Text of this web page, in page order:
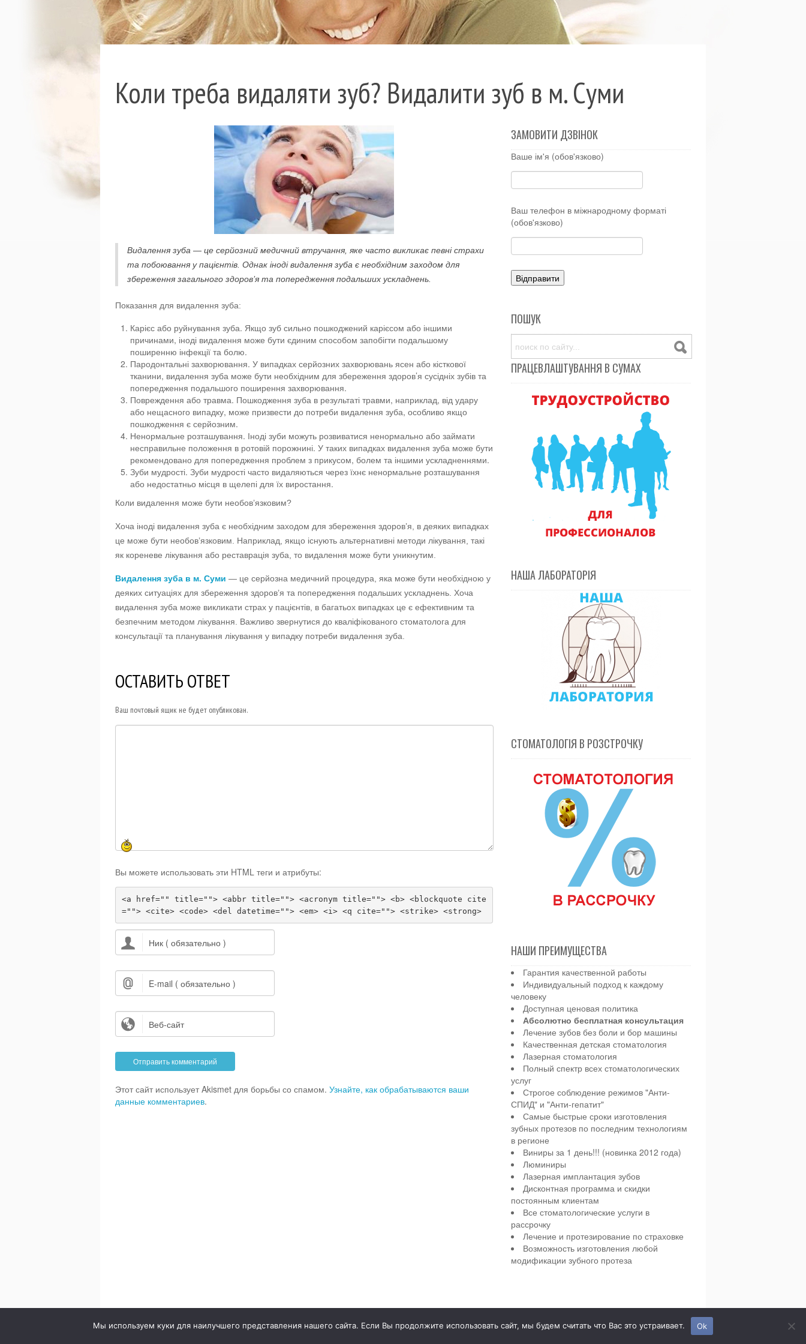
Коли треба видаляти зуб? Видалити зуб в м. Суми
Видалення зуба — це серйозний медичний втручання, яке часто викликає певні страхи
та побоювання у пацієнтів. Однак іноді видалення зуба є необхідним заходом для
збереження загального здоров’я та попередження подальших ускладнень.
Показання для видалення зуба:
Карієс або руйнування зуба. Якщо зуб сильно пошкоджений карієсом або іншими
причинами, іноді видалення може бути єдиним способом запобігти подальшому
поширенню інфекції та болю.
Пародонтальні захворювання. У випадках серйозних захворювань ясен або кісткової
тканини, видалення зуба може бути необхідним для збереження здоров’я сусідніх зубів та
попередження подальшого поширення захворювання.
Повреждення або травма. Пошкодження зуба в результаті травми, наприклад, від удару
або нещасного випадку, може призвести до потреби видалення зуба, особливо якщо
пошкодження є серйозним.
Ненормальне розташування. Іноді зуби можуть розвиватися ненормально або займати
несправильне положення в ротовій порожнині. У таких випадках видалення зуба може бути
рекомендовано для попередження проблем з прикусом, болем та іншими ускладненнями.
Зуби мудрості. Зуби мудрості часто видаляються через їхнє ненормальне розташування
або недостатньо місця в щелепі для їх виростання.
Коли видалення може бути необов’язковим?
Хоча іноді видалення зуба є необхідним заходом для збереження здоров’я, в деяких випадках
це може бути необов’язковим. Наприклад, якщо існують альтернативні методи лікування, такі
як кореневе лікування або реставрація зуба, то видалення може бути уникнутим.
Видалення зуба в м. Суми — це серйозна медичний процедура, яка може бути необхідною у
деяких ситуаціях для збереження здоров’я та попередження подальших ускладнень. Хоча
видалення зуба може викликати страх у пацієнтів, в багатьох випадках це є ефективним та
безпечним методом лікування. Важливо звернутися до кваліфікованого стоматолога для
консультації та планування лікування у випадку потреби видалення зуба.
ОСТАВИТЬ ОТВЕТ
Ваш почтовый ящик не будет опубликован.
Вы можете использовать эти HTML теги и атрибуты:
<a href="" title=""> <abbr title=""> <acronym title=""> <b> <blockquote cite
=""> <cite> <code> <del datetime=""> <em> <i> <q cite=""> <strike> <strong>
Этот сайт использует Akismet для борьбы со спамом. Узнайте, как обрабатываются ваши
данные комментариев.
ЗАМОВИТИ ДЗВІНОК
Ваше ім'я (обов'язково)
Ваш телефон в міжнародному форматі
(обов'язково)
ПОШУК
ПРАЦЕВЛАШТУВАННЯ В СУМАХ
НАША ЛАБОРАТОРІЯ
СТОМАТОЛОГІЯ В РОЗСТРОЧКУ
НАШИ ПРЕИМУЩЕСТВА
Гарантия качественной работы
Индивидуальный подход к каждому
человеку
Доступная ценовая политика
Абсолютно бесплатная консультация
Лечение зубов без боли и бор машины
Качественная детская стоматология
Лазерная стоматология
Полный спектр всех стоматологических
услуг
Строгое соблюдение режимов "Анти-
СПИД" и "Анти-гепатит"
Самые быстрые сроки изготовления
зубных протезов по последним технологиям
в регионе
Виниры за 1 день!!! (новинка 2012 года)
Люминиры
Лазерная имплантация зубов
Дисконтная программа и скидки
постоянным клиентам
Все стоматологические услуги в
рассрочку
Лечение и протезирование по страховке
Возможность изготовления любой
модификации зубного протеза
Детская и взрослая стоматология в городе Сумы.
Мы используем куки для наилучшего представления нашего сайта. Если Вы продолжите использовать сайт, мы будем считать что Вас это устраивает. Ok